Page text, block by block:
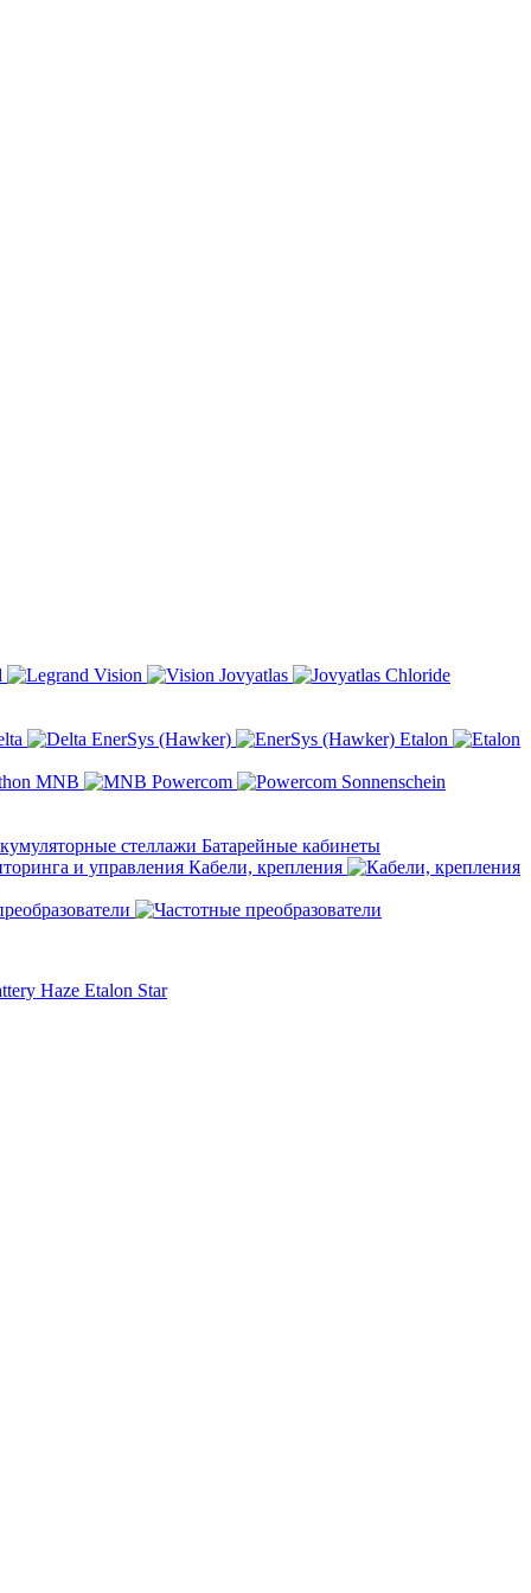
Vision Jovyatlas Chloride
EnerSys (Hawker)
Etalon
MNB Powercom
Sonnenschein
Батарейные кабинеты
Кабели, крепления
Haze Etalon Star